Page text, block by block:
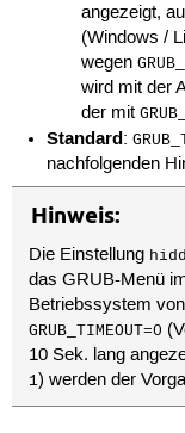
angezeigt,
(Windows /
wegen
wird mit der
der mit
Standard:
nachfolgenden
Hinweis:
Die Einstellung
das GRUB-Menü
Betriebssystem
GRUB_TIMEOUT=0
10 Sek. lang
1) werden der